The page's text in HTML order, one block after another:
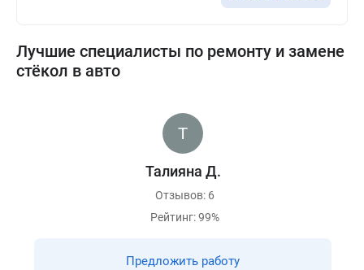
Лучшие специалисты по ремонту и замене
стёкол в авто
Талияна Д.
Отзывов: 6
Рейтинг: 99%
Предложить работу